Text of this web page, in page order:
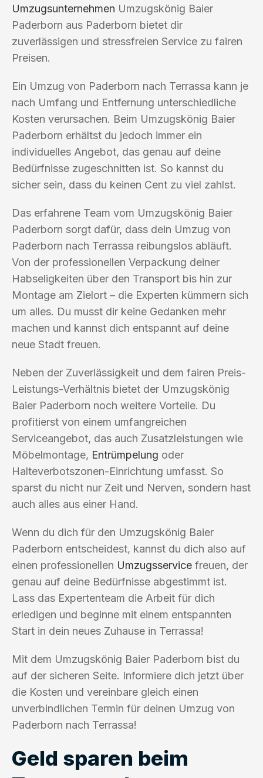
Umzugsunternehmen Umzugskönig Baier
Paderborn aus Paderborn bietet dir
zuverlässigen und stressfreien Service zu fairen
Preisen.
Ein Umzug von Paderborn nach Terrassa kann je
nach Umfang und Entfernung unterschiedliche
Kosten verursachen. Beim Umzugskönig Baier
Paderborn erhältst du jedoch immer ein
individuelles Angebot, das genau auf deine
Bedürfnisse zugeschnitten ist. So kannst du
sicher sein, dass du keinen Cent zu viel zahlst.
Das erfahrene Team vom Umzugskönig Baier
Paderborn sorgt dafür, dass dein Umzug von
Paderborn nach Terrassa reibungslos abläuft.
Von der professionellen Verpackung deiner
Habseligkeiten über den Transport bis hin zur
Montage am Zielort – die Experten kümmern sich
um alles. Du musst dir keine Gedanken mehr
machen und kannst dich entspannt auf deine
neue Stadt freuen.
Neben der Zuverlässigkeit und dem fairen Preis-
Leistungs-Verhältnis bietet der Umzugskönig
Baier Paderborn noch weitere Vorteile. Du
profitierst von einem umfangreichen
Serviceangebot, das auch Zusatzleistungen wie
Möbelmontage, Entrümpelung oder
Halteverbotszonen-Einrichtung umfasst. So
sparst du nicht nur Zeit und Nerven, sondern hast
auch alles aus einer Hand.
Wenn du dich für den Umzugskönig Baier
Paderborn entscheidest, kannst du dich also auf
einen professionellen Umzugsservice freuen, der
genau auf deine Bedürfnisse abgestimmt ist.
Lass das Expertenteam die Arbeit für dich
erledigen und beginne mit einem entspannten
Start in dein neues Zuhause in Terrassa!
Mit dem Umzugskönig Baier Paderborn bist du
auf der sicheren Seite. Informiere dich jetzt über
die Kosten und vereinbare gleich einen
unverbindlichen Termin für deinen Umzug von
Paderborn nach Terrassa!
Geld sparen beim